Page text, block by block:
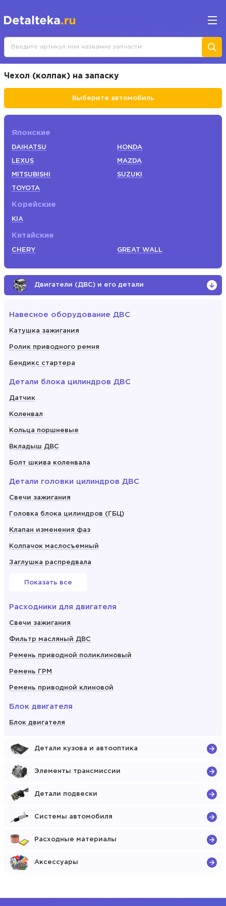
Чехол (колпак) на запаску
Выберите автомобиль
Японские
DAIHATSU HONDA
LEXUS MAZDA
MITSUBISHI SUZUKI
TOYOTA
Корейские
KIA
Китайские
CHERY GREAT WALL
Двигатели (ДВС) и его детали
Навесное оборудование ДВС
Катушка зажигания
Ролик приводного ремня
Бендикс стартера
Детали блока цилиндров ДВС
Датчик
Коленвал
Кольца поршневые
Вкладыш ДВС
Болт шкива коленвала
Детали головки цилиндров ДВС
Свечи зажигания
Головка блока цилиндров (ГБЦ)
Клапан изменения фаз
Колпачок маслосъемный
Заглушка распредвала
Показать все
Расходники для двигателя
Свечи зажигания
Фильтр масляный ДВС
Ремень приводной поликлиновый
Ремень ГРМ
Ремень приводной клиновой
Блок двигателя
Блок двигателя
Детали кузова и автооптика
Элементы трансмиссии
Детали подвески
Системы автомобиля
Расходные материалы
Аксессуары